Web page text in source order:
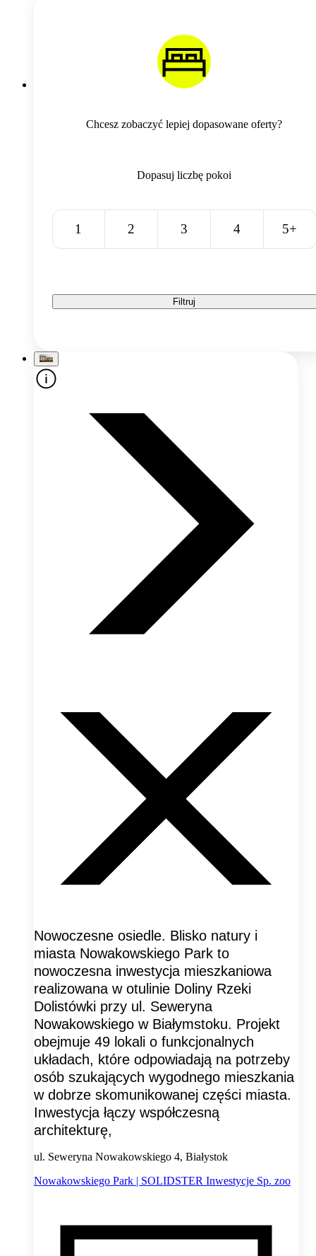
Chcesz zobaczyć lepiej dopasowane oferty?
Dopasuj liczbę pokoi
1 2 3 4 5+
Filtruj
Nowoczesne osiedle. Blisko natury i
miasta Nowakowskiego Park to
nowoczesna inwestycja mieszkaniowa
realizowana w otulinie Doliny Rzeki
Dolistówki przy ul. Seweryna
Nowakowskiego w Białymstoku. Projekt
obejmuje 49 lokali o funkcjonalnych
układach, które odpowiadają na potrzeby
osób szukających wygodnego mieszkania
w dobrze skomunikowanej części miasta.
Inwestycja łączy współczesną
architekturę,
ul. Seweryna Nowakowskiego 4, Białystok
Nowakowskiego Park | SOLIDSTER Inwestycje Sp. zoo